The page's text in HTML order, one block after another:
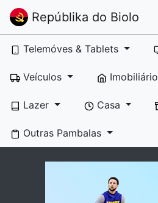
Repúblika do Biolo
Telemóves & Tablets
Veículos Imobiliário
Lazer Casa
Outras Pambalas